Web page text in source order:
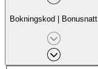
Bokningskod | Bonusnatt